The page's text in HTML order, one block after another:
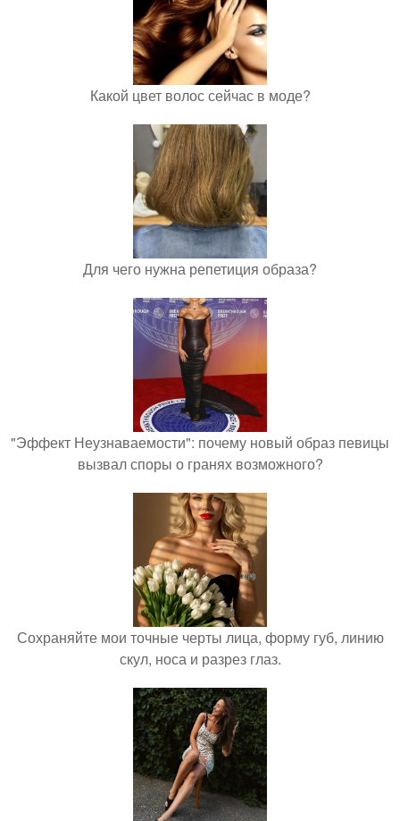
Какой цвет волос сейчас в моде?
Для чего нужна репетиция образа?
"Эффект Неузнаваемости": почему новый образ певицы
вызвал споры о гранях возможного?
Сохраняйте мои точные черты лица, форму губ, линию
скул, носа и разрез глаз.